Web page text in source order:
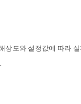
상도와 설정값에 따라